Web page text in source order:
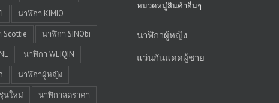
นาฬิกา KIMIO
Scottie
นาฬิกา SINObi
นาฬิกา WEIQIN
นาฬิกาผู้หญิง
นใหม่ นาฬิกาลดราคา
หมวดหมู่สินค้าอื่นๆ
นาฬิกาผู้หญิง
แว่นกันแดดผู้ชาย